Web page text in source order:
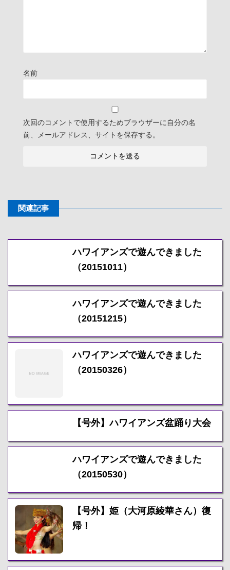
名前
次回のコメントで使用するためブラウザーに自分の名
前、メールアドレス、サイトを保存する。
関連記事
ハワイアンズで遊んできました
（20151011）
ハワイアンズで遊んできました
（20151215）
ハワイアンズで遊んできました
（20150326）
【号外】ハワイアンズ盆踊り大会
ハワイアンズで遊んできました
（20150530）
【号外】姫（大河原綾華さん）復
帰！